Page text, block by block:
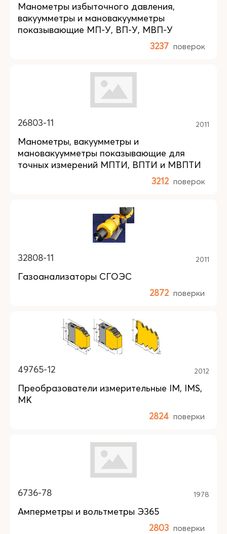
Манометры избыточного давления,
вакуумметры и мановакуумметры
показывающие МП-У, ВП-У, МВП-У
3237 поверок
26803-11 2011
Манометры, вакуумметры и
мановакуумметры показывающие для
точных измерений МПТИ, ВПТИ и МВПТИ
3212 поверок
32808-11 2011
Газоанализаторы СГОЭС
2872 поверки
49765-12 2012
Преобразователи измерительные IM, IMS,
MK
2824 поверки
6736-78 1978
Амперметры и вольтметры Э365
2803 поверки